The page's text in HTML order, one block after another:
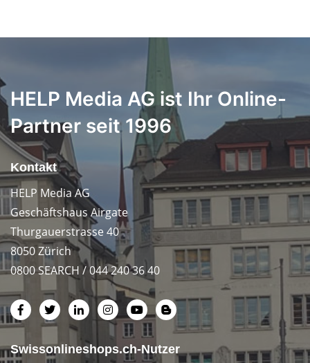
HELP Media AG ist Ihr Online-
Partner seit 1996
Kontakt
HELP Media AG
Geschäftshaus Airgate
Thurgauerstrasse 40
8050 Zürich
0800 SEARCH / 044 240 36 40
Swissonlineshops.ch-Nutzer